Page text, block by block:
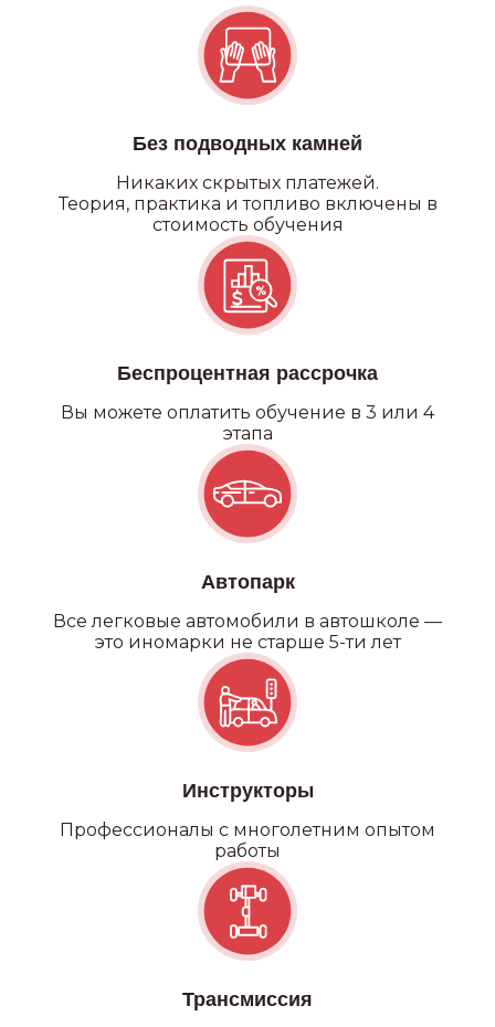
Без подводных камней
Никаких скрытых платежей.
Теория, практика и топливо включены в
стоимость обучения
Беспроцентная рассрочка
Вы можете оплатить обучение в 3 или 4
этапа
Автопарк
Все легковые автомобили в автошколе —
это иномарки не старше 5-ти лет
Инструкторы
Профессионалы с многолетним опытом
работы
Трансмиссия
Категория С